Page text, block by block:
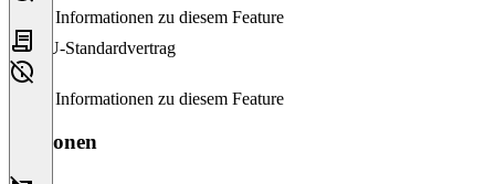
Keine Informationen zu diesem Feature
EU-Standardvertrag
Keine Informationen zu diesem Feature
Versionen